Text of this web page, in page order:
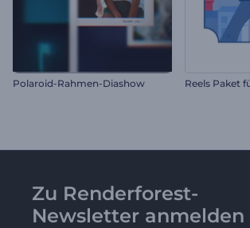
Polaroid-Rahmen-Diashow
Zu Renderforest-
Newsletter anmelden